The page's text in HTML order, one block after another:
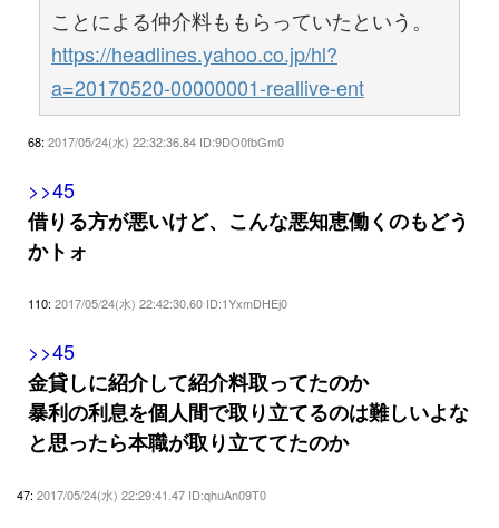
ことによる仲介料ももらっていたという。
https://headlines.yahoo.co.jp/hl?
a=20170520-00000001-reallive-ent
68: 2017/05/24(水) 22:32:36.84 ID:9DO0fbGm0
>>45
借りる方が悪いけど、こんな悪知恵働くのもどう
かトォ
110: 2017/05/24(水) 22:42:30.60 ID:1YxmDHEj0
>>45
金貸しに紹介して紹介料取ってたのか
暴利の利息を個人間で取り立てるのは難しいよな
と思ったら本職が取り立ててたのか
47: 2017/05/24(水) 22:29:41.47 ID:qhuAn09T0